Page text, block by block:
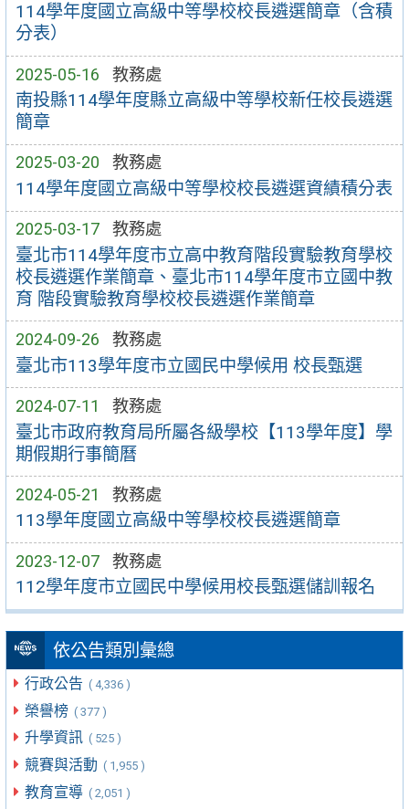
114學年度國立高級中等學校校長遴選簡章（含積
分表）
2025-05-16 教務處
南投縣114學年度縣立高級中等學校新任校長遴選
簡章
2025-03-20 教務處
114學年度國立高級中等學校校長遴選資績積分表
2025-03-17 教務處
臺北市114學年度市立高中教育階段實驗教育學校
校長遴選作業簡章、臺北市114學年度市立國中教
育 階段實驗教育學校校長遴選作業簡章
2024-09-26 教務處
臺北市113學年度市立國民中學候用 校長甄選
2024-07-11 教務處
臺北市政府教育局所屬各級學校【113學年度】學
期假期行事簡曆
2024-05-21 教務處
113學年度國立高級中等學校校長遴選簡章
2023-12-07 教務處
112學年度市立國民中學候用校長甄選儲訓報名
依公告類別彙總
行政公告 ( 4,336 )
榮譽榜 ( 377 )
升學資訊 ( 525 )
競賽與活動 ( 1,955 )
教育宣導 ( 2,051 )